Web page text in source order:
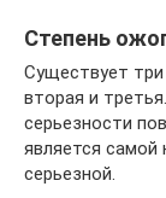
Степень
Существует три
вторая и
серьезности
является самой
серьезной.